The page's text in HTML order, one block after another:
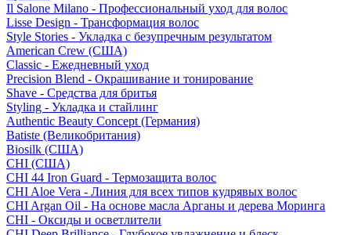
Il Salone Milano - Профессиональный уход для волос
Lisse Design - Трансформация волос
Style Stories - Укладка с безупречным результатом
American Crew (США)
Classic - Ежедневный уход
Precision Blend - Окрашивание и тонирование
Shave - Средства для бритья
Styling - Укладка и стайлинг
Authentic Beauty Concept (Германия)
Batiste (Великобритания)
Biosilk (США)
CHI (США)
CHI 44 Iron Guard - Термозащита волос
CHI Aloe Vera - Линия для всех типов кудрявых волос
CHI Argan Oil - На основе масла Арганы и дерева Моринга
CHI - Оксиды и осветлители